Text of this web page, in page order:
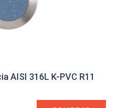
AISI 316L K-PVC R11